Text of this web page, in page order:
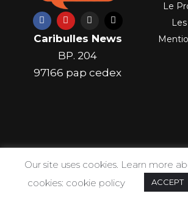
F
a
c
e
o
k
Y
o
u
t
u
b
e
I
n
s
a
g
r
a
X
-
w
t
e
Caribulles News
BP. 204
97166 pap cedex
Le
COPYRIGHT 2023
Our site uses cookies. Learn more
cookies: cookie policy
ACCEPT